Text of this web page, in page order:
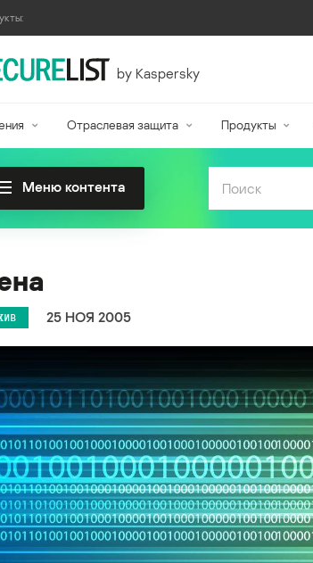
by Kaspersky
Отраслевая защита Продукты
Меню контента
25 НОЯ 2005